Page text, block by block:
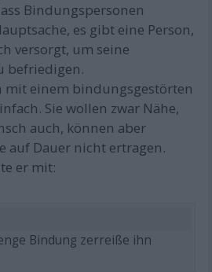
Bindungspersonen
es gibt eine Person,
versorgt, um seine
befriedigen.
mit einem bindungsgestörten
Sie wollen zwar Nähe,
auch, können aber
auf Dauer nicht ertragen.
er mit:
Bindung zerreiße ihn